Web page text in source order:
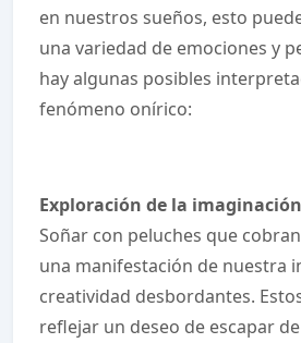
en nuestros sueños, esto
una variedad de emociones y
hay algunas posibles
fenómeno onírico:
Exploración de la
Soñar con peluches que
una manifestación de nuestra
creatividad desbordantes.
reflejar un deseo de escapar